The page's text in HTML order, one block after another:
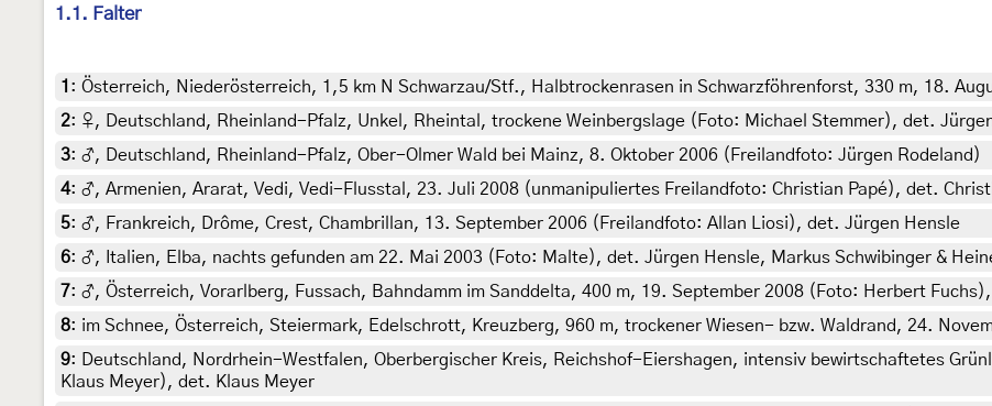
1.1. Falter
1 : Österreich, Niederösterreich, 1,5 km N Schwarzau/Stf., Halbtrockenrasen in Schwarzföhrenforst, 330 m, 18.
2: ♀, Deutschland, Rheinland-Pfalz, Unkel, Rheintal, trockene Weinbergslage (Foto: Michael Stemmer), det.
3: ♂, Deutschland, Rheinland-Pfalz, Ober-Olmer Wald bei Mainz, 8. Oktober 2006 (Freilandfoto: Jürgen Rodeland)
4: ♂, Armenien, Ararat, Vedi, Vedi-Flusstal, 23. Juli 2008 (unmanipuliertes Freilandfoto: Christian Papé), det.
5: ♂, Frankreich, Drôme, Crest, Chambrillan, 13. September 2006 (Freilandfoto: Allan Liosi), det. Jürgen Hensle
6: ♂, Italien, Elba, nachts gefunden am 22. Mai 2003 (Foto: Malte), det. Jürgen Hensle, Markus Schwibinger &
7: ♂, Österreich, Vorarlberg, Fussach, Bahndamm im Sanddelta, 400 m, 19. September 2008 (Foto: Herbert
8: im Schnee, Österreich, Steiermark, Edelschrott, Kreuzberg, 960 m, trockener Wiesen- bzw. Waldrand, 24.
9:
Deutschland, Nordrhein-Westfalen, Oberbergischer Kreis, Reichshof-Eiershagen, intensiv bewirtschaftetes
Klaus Meyer), det. Klaus Meyer